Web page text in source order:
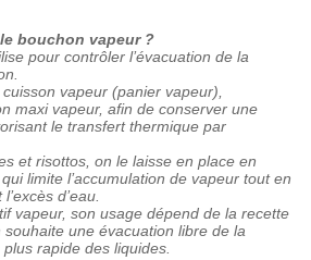
bouchon vapeur ?
pour contrôler l’évacuation de la
vapeur (panier vapeur),
maxi vapeur, afin de conserver une
le transfert thermique par
et risottos, on le laisse en place en
limite l’accumulation de vapeur tout en
d’eau.
vapeur, son usage dépend de la recette
souhaite une évacuation libre de la
rapide des liquides.